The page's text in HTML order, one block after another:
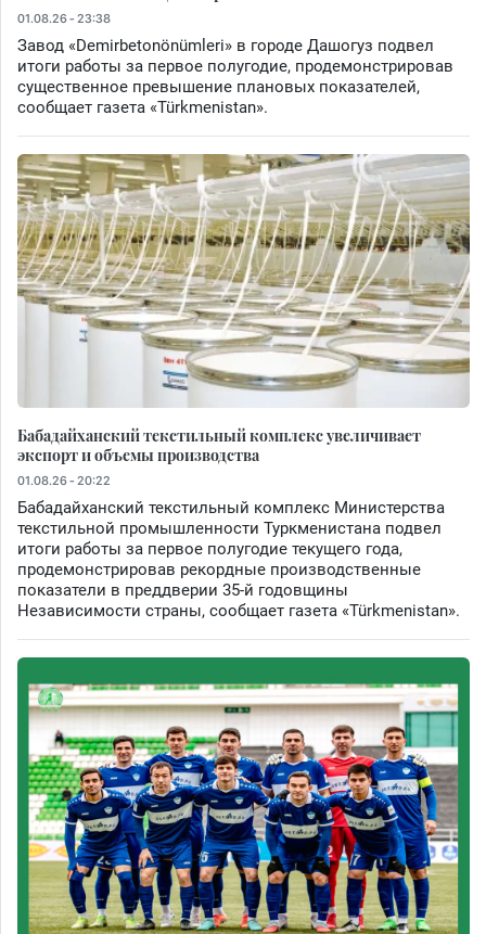
01.08.26 - 23:38
Завод «Demirbetonönümleri» в городе Дашогуз подвел
итоги работы за первое полугодие, продемонстрировав
существенное превышение плановых показателей,
сообщает газета «Türkmenistan».
Бабадайханский текстильный комплекс увеличивает
экспорт и объемы производства
01.08.26 - 20:22
Бабадайханский текстильный комплекс Министерства
текстильной промышленности Туркменистана подвел
итоги работы за первое полугодие текущего года,
продемонстрировав рекордные производственные
показатели в преддверии 35-й годовщины
Независимости страны, сообщает газета «Türkmenistan».